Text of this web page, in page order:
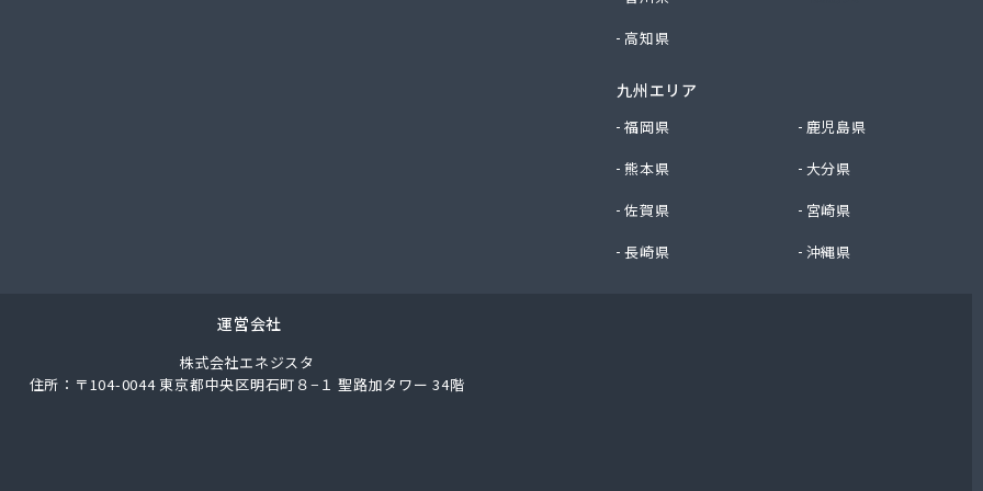
パンガス有限会社
高知県
九州エリア
福岡県
鹿児島県
熊本県
大分県
佐賀県
宮崎県
長崎県
沖縄県
運営会社
株式会社エネジスタ
住所：〒104-0044 東京都中央区明石町８−１ 聖路加タワー 34階